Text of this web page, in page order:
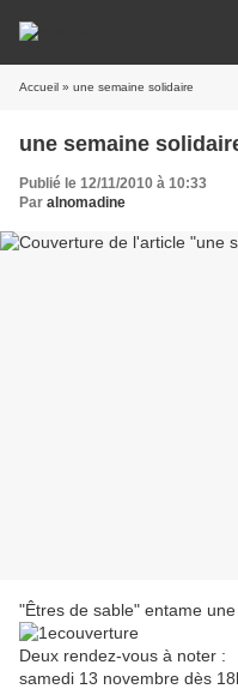
Accueil » une semaine solidaire
une semaine
Publié le 12/11/2010 à 10:33
Par alnomadine
"Êtres de sable" entame
Deux rendez-vous à noter :
samedi 13 novembre dès